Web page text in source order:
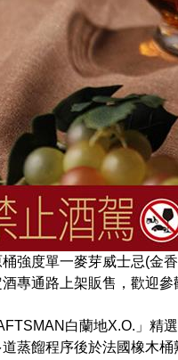
桶強度單一麥芽威士忌(金
專通路上架販售，歡迎參
白蘭地X.O.」精
蒸餾程序後於法國橡木